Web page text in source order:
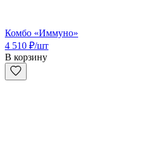
Комбо «Иммуно»
4 510 ₽/шт
В корзину